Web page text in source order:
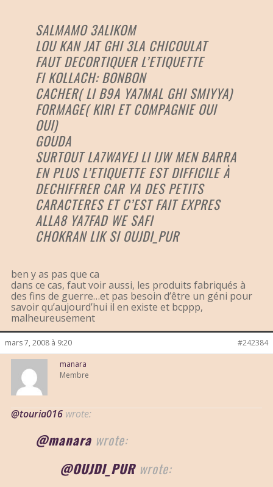
SALMAMO 3ALIKOM
LOU KAN JAT GHI 3LA CHICOULAT
FAUT DECORTIQUER L’ETIQUETTE
FI KOLLACH: BONBON
CACHER( LI B9A YA7MAL GHI SMIYYA)
FORMAGE( KIRI ET COMPAGNIE OUI
OUI)
GOUDA
SURTOUT LA7WAYEJ LI IJW MEN BARRA
EN PLUS L’ETIQUETTE EST DIFFICILE À
DECHIFFRER CAR YA DES PETITS
CARACTERES ET C’EST FAIT EXPRES
ALLA8 YA7FAD WE SAFI
CHOKRAN LIK SI OUJDI_PUR
ben y as pas que ca
dans ce cas, faut voir aussi, les produits fabriqués à
des fins de guerre…et pas besoin d’être un géni pour
savoir qu’aujourd’hui il en existe et bcppp,
malheureusement
mars 7, 2008 à 9:20 #242384
manara
Membre
@touria016 wrote:
@manara wrote:
@OUJDI_PURwrote: